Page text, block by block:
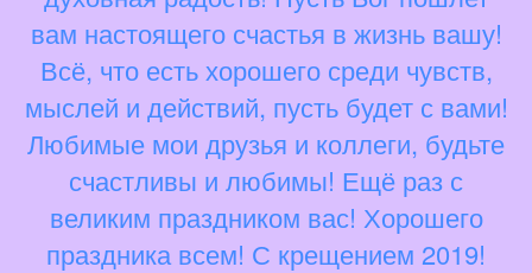
вам настоящего счастья в жизнь вашу!
Всё, что есть хорошего среди чувств,
мыслей и действий, пусть будет с вами!
Любимые мои друзья и коллеги, будьте
счастливы и любимы! Ещё раз с
великим праздником вас! Хорошего
праздника всем! С крещением 2019!